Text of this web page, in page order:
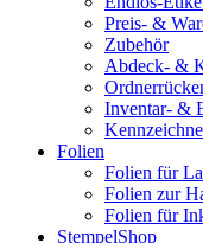
Preis- &
Zubehör
Abdeck- &
Inventar- &
Folien
Folien für
Folien zur
Folien für
StempelShop